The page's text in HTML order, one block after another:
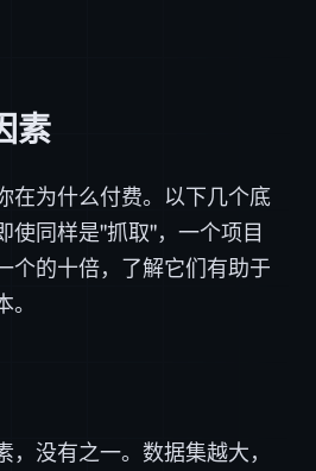
素
在为什么付费。以下几个底
使同样是"抓取"，一个项目
个的十倍，了解它们有助于
没有之一。数据集越大，